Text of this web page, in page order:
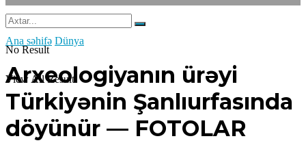
No Result
View All Result
Ana səhifə Dünya
Arxeologiyanın ürəyi
Türkiyənin Şanlıurfasında
döyünür — FOTOLAR